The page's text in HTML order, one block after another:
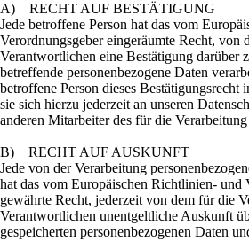
A) RECHT AUF BESTÄTIGUNG
Jede betroffene Person hat das vom
Verordnungsgeber eingeräumte Recht, von
Verantwortlichen eine Bestätigung darüber
betreffende personenbezogene Daten
betroffene Person dieses Bestätigungsrecht
sie sich hierzu jederzeit an unseren
anderen Mitarbeiter des für die
B) RECHT AUF AUSKUNFT
Jede von der Verarbeitung
hat das vom Europäischen Richtlinien- und
gewährte Recht, jederzeit von dem für die
Verantwortlichen unentgeltliche Auskunft
gespeicherten personenbezogenen Daten